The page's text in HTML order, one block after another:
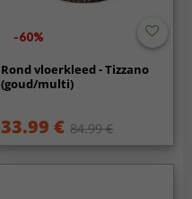
-60%
Rond vloerkleed - Tizzano
(goud/multi)
33.99 € 84.99 €